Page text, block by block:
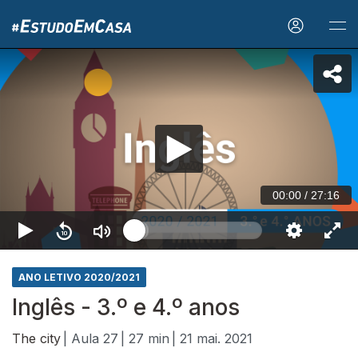
00:00 / 27:16
ANO LETIVO 2020/2021
Inglês - 3.º e 4.º anos
The city | Aula 27 | 27 min
| 21 mai. 2021